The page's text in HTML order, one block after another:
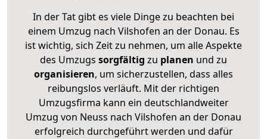
In der Tat gibt es viele Dinge zu beachten bei
einem Umzug nach Vilshofen an der Donau. Es
ist wichtig, sich Zeit zu nehmen, um alle Aspekte
des Umzugs sorgfältig zu planen und zu
organisieren, um sicherzustellen, dass alles
reibungslos verläuft. Mit der richtigen
Umzugsfirma kann ein deutschlandweiter
Umzug von Neuss nach Vilshofen an der Donau
erfolgreich durchgeführt werden und dafür